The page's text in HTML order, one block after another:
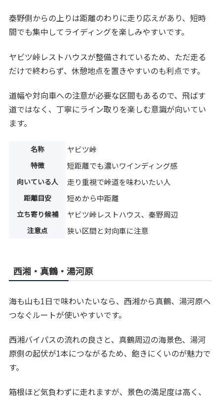
秦野側からの上りは距離のわりに走り応えがあり、短時
間でも集中してライディングを楽しみやすいです。
ヤビツ峠レストハウスが整備されているため、ただ走る
だけで終わらず、休憩地点を置きやすいのも利点です。
道幅や対向車への注意が必要な区間もあるので、飛ばす
道ではなく、丁寧にライン取りを楽しむ意識が向いてい
ます。
名称 ヤビツ峠
特徴 短距離でも濃いワインディング感
向いている人 走り重視で峠道を味わいたい人
距離目安 短めから中距離
立ち寄り候補 ヤビツ峠レストハウス、秦野周辺
注意点 狭い区間と対向車に注意
西湘・真鶴・湯河原
海も山も1日で味わいたいなら、西湘から真鶴、湯河原へ
つなぐルートが使いやすいです。
西湘バイパスの流れの良さと、真鶴周辺の海景色、湯河
原側の起伏が1本につながるため、飽きにくいのが魅力で
す。
箱根ほど気負わずに走れますが、景色の満足度は高く、